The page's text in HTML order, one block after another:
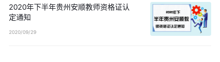
2020年下半年贵州安顺教师资格证认
定通知
2020/09/29